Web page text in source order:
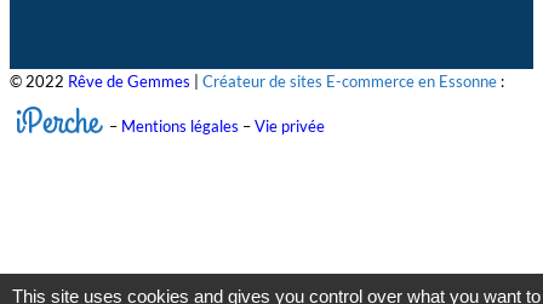
© 2022 Rêve de Gemmes Créateur de sites E-commerce en Essonne :
iPerche – Mentions légales –Vie privée
This site uses cookies and gives you control over what you want to